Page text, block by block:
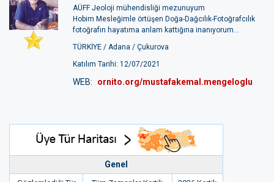
AÜFF Jeoloji mühendisliği mezunuyum
Hobim Mesleğimle örtüşen Doğa-Dağcılık-Fotoğrafcılık
fotoğrafın hayatıma anlam kattığına inanıyorum...
TÜRKİYE / Adana / Çukurova
Katılım Tarihi: 12/07/2021
WEB: ornito.org/mustafakemal.mengeloglu
Genel